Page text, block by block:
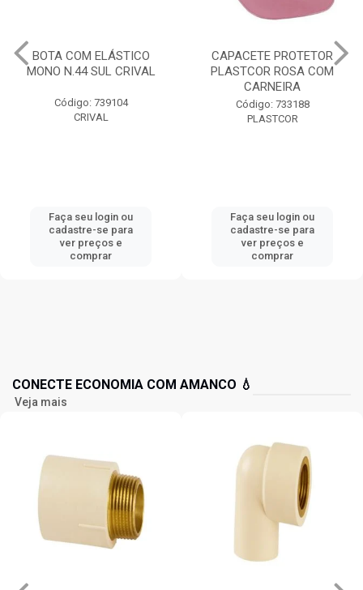
BOTA COM ELÁSTICO
MONO N.44 SUL CRIVAL
Código: 739104
CRIVAL
Faça seu login ou
cadastre-se para
ver preços e
comprar
CAPACETE PROTETOR
PLASTCOR ROSA COM
CARNEIRA
Código: 733188
PLASTCOR
Faça seu login ou
cadastre-se para
ver preços e
comprar
CONECTE ECONOMIA COM AMANCO 💧
Veja mais